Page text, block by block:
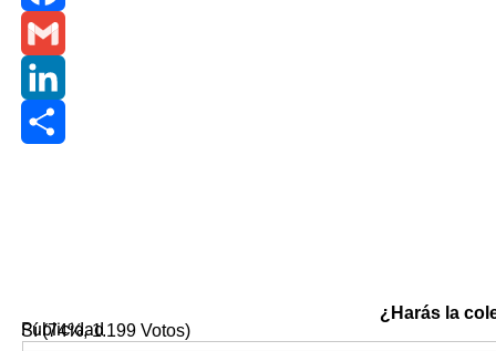
Facebook
Gmail
LinkedIn
¿Harás la
Sí(74%, 1.199 Votos)
Publicidad